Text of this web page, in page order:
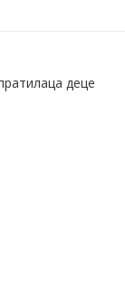
деце